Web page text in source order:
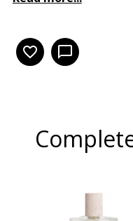
favorite_border chat_bubble_outline